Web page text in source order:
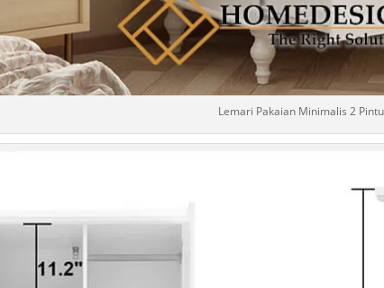
Lemari Pakaian Minimalis 2